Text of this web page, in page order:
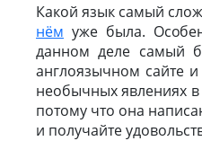
Какой язык самый
нём уже была.
данном деле самый
англоязычном сайте
необычных явлениях в
потому что она
и получайте